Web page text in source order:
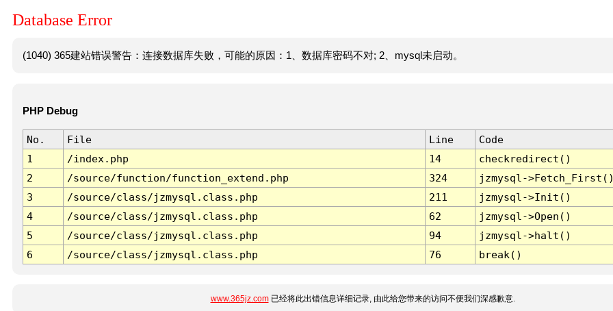
Database Error
(1040) 365建站错误警告：连接数据库失败，可能的原因：1、数据库密码不对; 2、mysql未启动。
PHP Debug
No. File Line
Code
1
/index.php 14
checkredirect()
2
/source/function/function_extend.php 324
jzmysql-
3
/source/class/jzmysql.class.php 211
jzmysql->Init()
4
/source/class/jzmysql.class.php 62
jzmysql->Open()
5
/source/class/jzmysql.class.php 94
jzmysql->halt()
6
/source/class/jzmysql.class.php 76 break()
www.365jz.com已经将此出错信息详细记录, 由此给您带来的访问不便我们深感歉意.